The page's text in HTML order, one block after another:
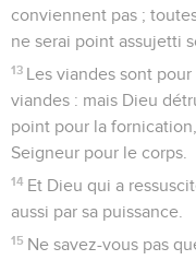
conviennent pas ;
ne serai point assujetti
13 Les viandes sont
viandes : mais Dieu
point pour la
Seigneur pour le corps.
14 Et Dieu qui a
aussi par sa puissance.
15 Ne savez-vous pas